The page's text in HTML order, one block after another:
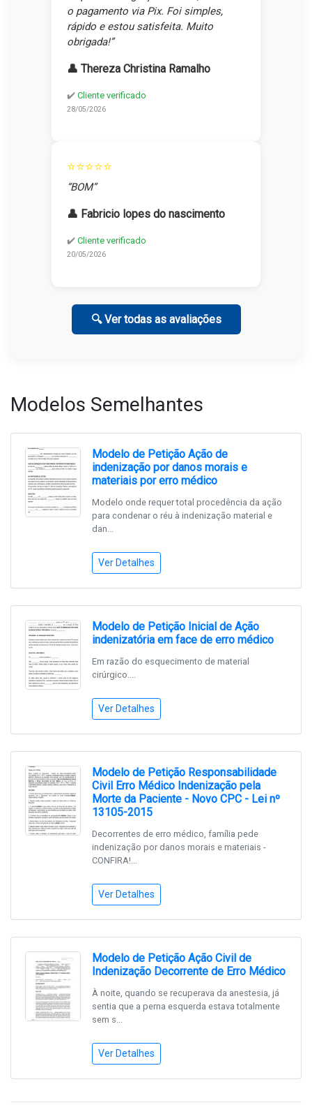
o pagamento via Pix. Foi simples,
rápido e estou satisfeita. Muito
obrigada!”
👤 Thereza Christina Ramalho
✔️ Cliente verificado
28/05/2026
⭐⭐⭐⭐⭐
“BOM”
👤 Fabricio lopes do nascimento
✔️ Cliente verificado
20/05/2026
🔍 Ver todas as avaliações
Modelos Semelhantes
Modelo de Petição Ação de
indenização por danos morais e
materiais por erro médico
Modelo onde requer total procedência da ação
para condenar o réu à indenização material e
dan...
Ver Detalhes
Modelo de Petição Inicial de Ação
indenizatória em face de erro médico
Em razão do esquecimento de material
cirúrgico....
Ver Detalhes
Modelo de Petição Responsabilidade
Civil Erro Médico Indenização pela
Morte da Paciente - Novo CPC - Lei nº
13105-2015
Decorrentes de erro médico, família pede
indenização por danos morais e materiais -
CONFIRA!...
Ver Detalhes
Modelo de Petição Ação Civil de
Indenização Decorrente de Erro Médico
À noite, quando se recuperava da anestesia, já
sentia que a perna esquerda estava totalmente
sem s...
Ver Detalhes